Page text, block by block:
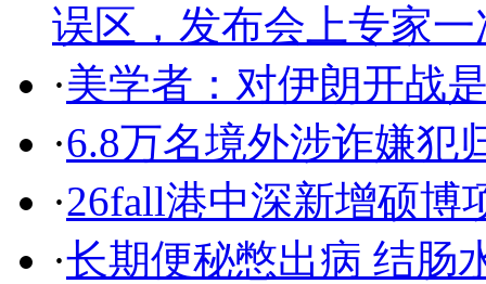
误区，发布会上专家
·美学者：对伊朗开战
·6.8万名境外涉诈嫌犯
·26fall港中深新增硕博
·长期便秘憋出病 结肠